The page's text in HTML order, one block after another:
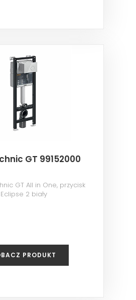
GT 99152000
GT All in One, przycisk
Eclipse 2 biały
PRODUKT